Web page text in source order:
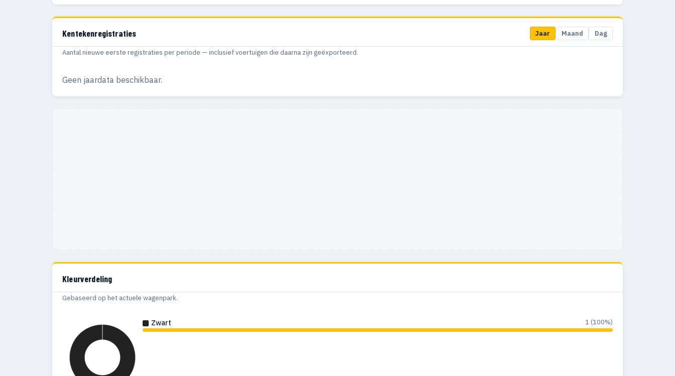
Kentekenregistraties Jaar Maand Dag
Aantal nieuwe eerste registraties per periode — inclusief voertuigen die daarna zijn geëxporteerd.
Geen jaardata beschikbaar.
Kleurverdeling
Gebaseerd op het actuele wagenpark.
Zwart 1 (100%)